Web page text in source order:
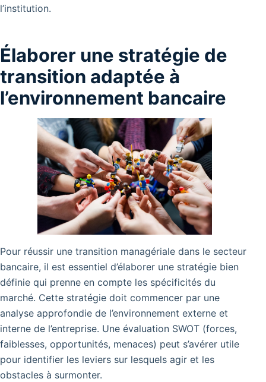
l’institution.
Élaborer une stratégie de
transition adaptée à
l’environnement bancaire
Pour réussir une transition managériale dans le secteur
bancaire, il est essentiel d’élaborer une stratégie bien
définie qui prenne en compte les spécificités du
marché. Cette stratégie doit commencer par une
analyse approfondie de l’environnement externe et
interne de l’entreprise. Une évaluation SWOT (forces,
faiblesses, opportunités, menaces) peut s’avérer utile
pour identifier les leviers sur lesquels agir et les
obstacles à surmonter.